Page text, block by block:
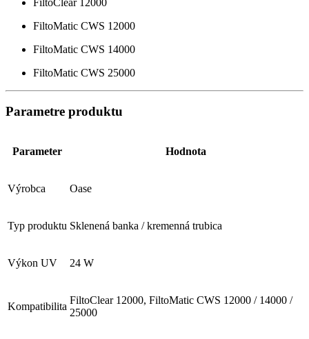
FiltoMatic CWS 12000
FiltoMatic CWS 14000
FiltoMatic CWS 25000
Parametre produktu
Parameter Hodnota
Výrobca Oase
Typ produktu Sklenená banka / kremenná trubica
Výkon UV 24 W
Kompatibilita
FiltoClear 12000, FiltoMatic CWS 12000 / 14000 /
25000